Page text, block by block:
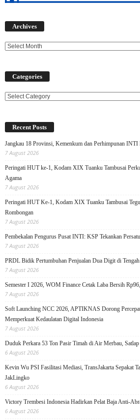
Archives
Categories
Categories
Recent Posts
Jangkau 18 Provinsi, Kemenkum dan Perhimpunan
7 August 2026
Peringati HUT ke-1, Kodam XIX Tuanku Tambusai
Agama
7 August 2026
Peringati HUT Ke-1, Kodam XIX Tuanku Tambusai
Rombongan
7 August 2026
Pembekalan Pengurus Pusat INTI: KSP Tekankan
7 August 2026
PRDL Bidik Pertumbuhan Penjualan Dua Digit di
7 August 2026
Semester I 2026, WOM Finance Cetak Laba Bersih
7 August 2026
Soft Launching NCC 2026, APTIKNAS Dorong
Memperkuat Kedaulatan Digital Indonesia
7 August 2026
Duduk Perkara 53 Ton Pasir Timah di Air Merbau,
6 August 2026
Kevin Wu PSI Fasilitasi Mediasi, TransJakarta Sepakat
JakLingko
6 August 2026
Victory Trembesi Indonesia Hadirkan Pelat Baja Anti-
6 August 2026